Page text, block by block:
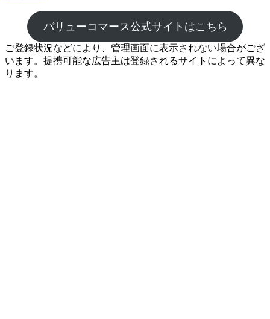
バリューコマース公式サイトはこちら
ご登録状況などにより、管理画面に表示されない場合がござ
います。提携可能な広告主は登録されるサイトによって異な
ります。